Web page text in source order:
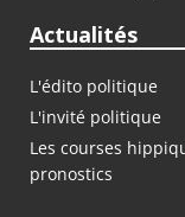
Actualités
L'édito politique
L'invité politique
Les courses
pronostics